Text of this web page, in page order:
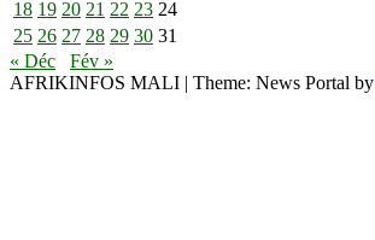
18 19 20 21 22 23 24
25 26 27 28 29 30 31
« Déc
Fév »
AFRIKINFOS MALI | Theme: News Portal by